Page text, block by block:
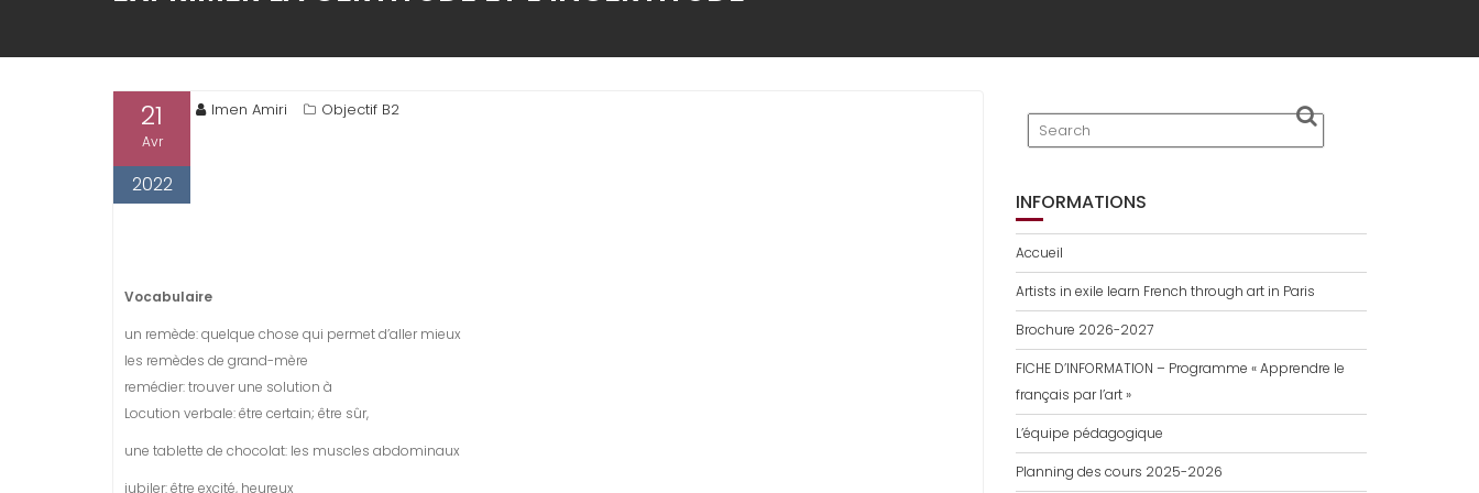
21
Avr
2022
Imen Amiri Objectif B2
Vocabulaire
un remède: quelque chose qui permet d’aller mieux
les remèdes de grand-mère
remédier: trouver une solution à
Locution verbale: être certain; être sûr,
une tablette de chocolat: les muscles abdominaux
jubiler: être excité, heureux
INFORMATIONS
Accueil
Artists in exile learn French through art in Paris
Brochure 2026-2027
FICHE D’INFORMATION – Programme « Apprendre le
français par l’art »
L’équipe pédagogique
Planning des cours 2025-2026